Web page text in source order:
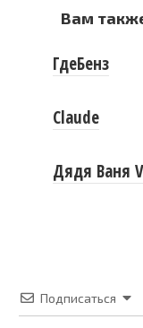
Вам
ГдеБенз
Claude
Дядя Ваня
Подписаться